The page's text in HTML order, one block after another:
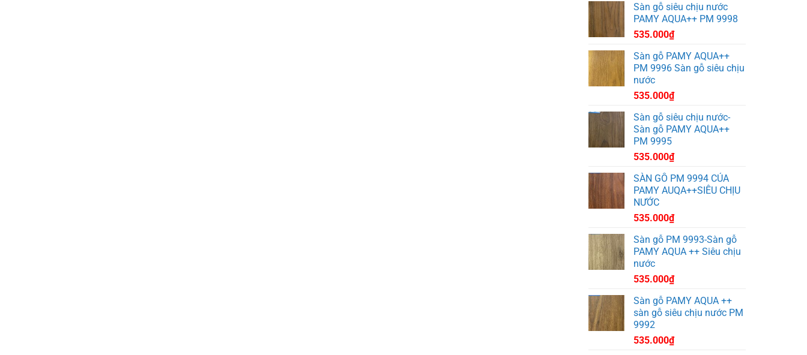
Sàn gỗ siêu chịu nước
PAMY AQUA++ PM 9998
535.000₫
Sàn gỗ PAMY AQUA++
PM 9996 Sàn gỗ siêu chịu
nước
535.000₫
Sàn gỗ siêu chịu nước-
Sàn gỗ PAMY AQUA++
PM 9995
535.000₫
SÀN GỖ PM 9994 CỦA
PAMY AUQA++SIÊU CHỊU
NƯỚC
535.000₫
Sàn gỗ PM 9993-Sàn gỗ
PAMY AQUA ++ Siêu chịu
nước
535.000₫
Sàn gỗ PAMY AQUA ++
sàn gỗ siêu chịu nước PM
9992
535.000₫